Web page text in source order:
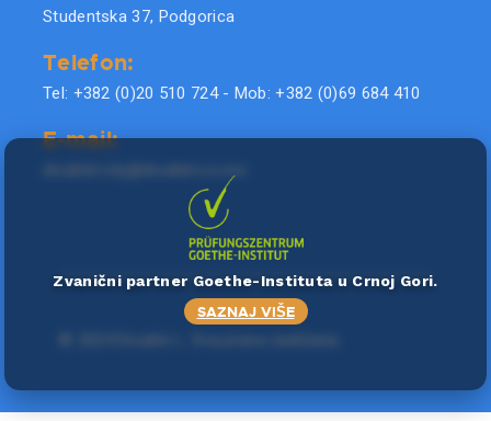
Studentska 37, Podgorica
Telefon:
Tel: +382 (0)20 510 724 - Mob: +382 (0)69 684 410
E-mail:
Zvanični partner Goethe-Instituta u Crnoj Gori.
SAZNAJ VIŠE